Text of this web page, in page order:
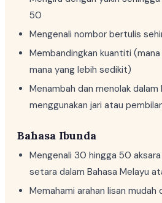
50
Mengenali nombor bertulis
Membandingkan kuantiti
mana yang lebih sedikit)
Menambah dan menolak dalam
menggunakan jari atau
Bahasa Ibunda
Mengenali 30 hingga 50
setara dalam Bahasa Melayu
Memahami arahan lisan mudah